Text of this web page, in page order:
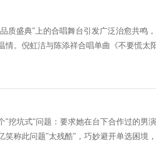
质盛典"上的合唱舞台引发广泛治愈共鸣
情。倪虹洁与陈添祥合唱单曲《不要慌太
挖坑式"问题：要求她在台下合作过的男
笑称此问题"太残酷"，巧妙避开单选困境